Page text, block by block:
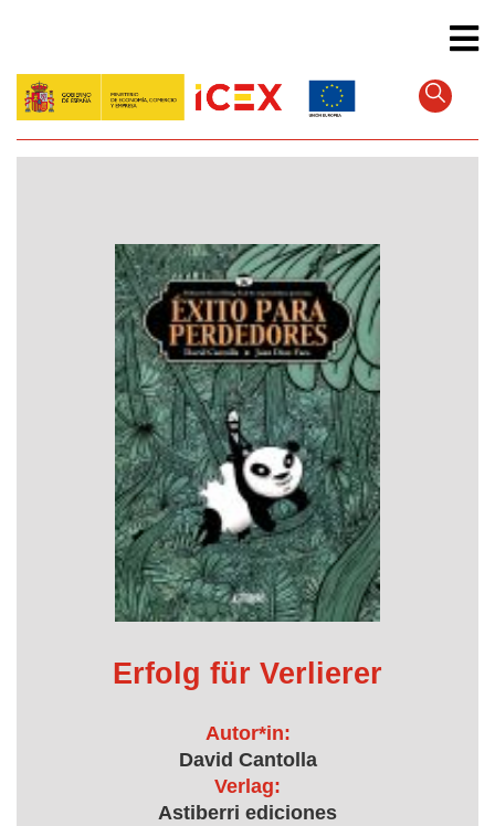
Erfolg für Verlierer
Autor*in:
David Cantolla
Verlag:
Astiberri ediciones